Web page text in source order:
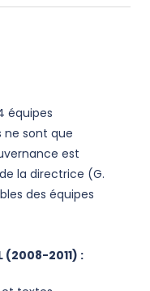
équipes
ne sont que
est
la directrice (G.
des équipes
(2008-2011) :